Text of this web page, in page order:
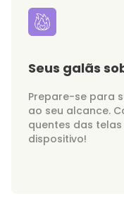
Seus galãs
Prepare-se para
ao seu alcance.
quentes das
dispositivo!